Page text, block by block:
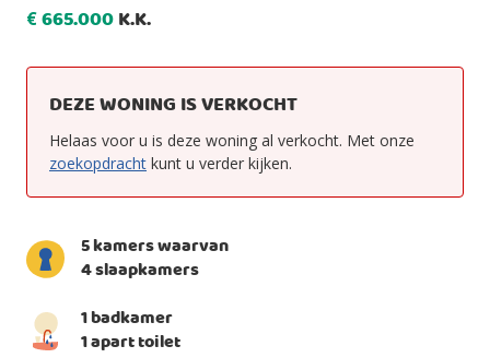
€665.000K.K.
DEZE WONING IS VERKOCHT
Helaas voor u is deze woning al verkocht. Met onze
zoekopdracht kunt u verder kijken.
5 kamers waarvan
4 slaapkamers
1 badkamer
1 apart toilet